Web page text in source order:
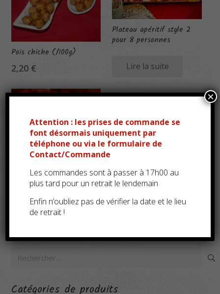
Pois chiche (/100g)
2,20 €
Plateau apéritif style 2
pour 8 personnes
Lire la suite
Piments au thon (/100g)
4,95€
Rechercher :
Catégories de produits
Attention : les prises de commande se
font désormais uniquement par
téléphone ou via le formulaire de
Contact/Commande
Les commandes sont à passer à 17h00 au
plus tard pour un retrait le lendemain
Enfin n’oubliez pas de vérifier la date et le lieu
de retrait !
×